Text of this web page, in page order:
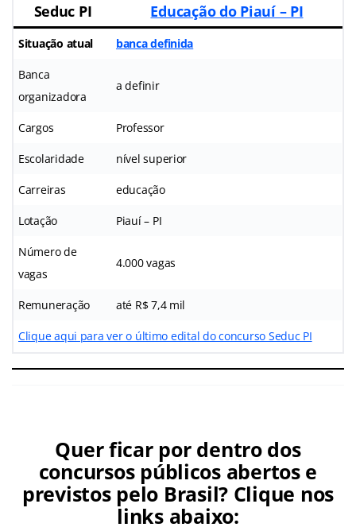
Seduc PI
Educação do Piauí – PI
Situação atual banca definida
Banca
organizadora
a definir
Cargos Professor
Escolaridade nível superior
Carreiras educação
Lotação Piauí – PI
Número de
vagas
4.000 vagas
Remuneração até R$ 7,4 mil
Clique aqui para ver o último edital do concurso Seduc PI
Quer ficar por dentro dos
concursos públicos abertos e
previstos pelo Brasil? Clique nos
links abaixo: